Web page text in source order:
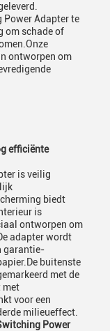
Power Adapter te
om schade of
ontworpen om
efficiënte
is veilig
biedt
is
ontworpen om
adapter wordt
garantie-
buitenste
met de
met
voor een
milieueffect.
Power